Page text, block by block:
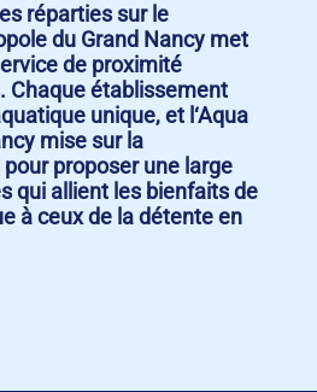
réparties sur le
du Grand Nancy met
de proximité
Chaque établissement
unique, et l‘Aqua
mise sur la
proposer une large
qui allient les bienfaits de
à ceux de la détente en